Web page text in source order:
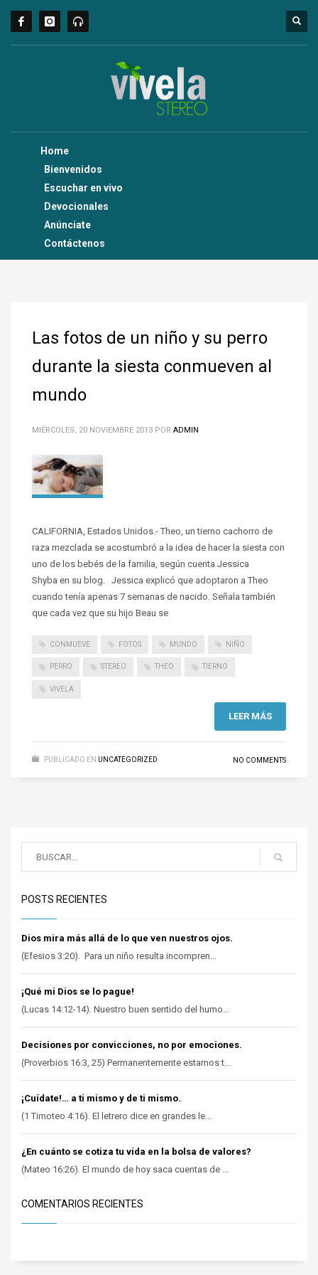
Home
Bienvenidos
Escuchar en vivo
Devocionales
Anúnciate
Contáctenos
Las fotos de un niño y su perro
durante la siesta conmueven al
mundo
MIÉRCOLES, 20 NOVIEMBRE 2013 POR ADMIN
CALIFORNIA, Estados Unidos.- Theo, un tierno cachorro de
raza mezclada se acostumbró a la idea de hacer la siesta con
uno de los bebés de la familia, según cuenta Jessica
Shyba en su blog. Jessica explicó que adoptaron a Theo
cuando tenía apenas 7 semanas de nacido. Señala también
que cada vez que su hijo Beau se
CONMUEVE FOTOS MUNDO NIÑO
PERRO STEREO THEO TIERNO
VIVELA
LEER MÁS
PUBLICADO EN UNCATEGORIZED NO COMMENTS
POSTS RECIENTES
Dios mira más allá de lo que ven nuestros ojos.
(Efesios 3:20). Para un niño resulta incompren...
¡Qué mi Dios se lo pague!
(Lucas 14:12-14). Nuestro buen sentido del humo...
Decisiones por convicciones, no por emociones.
(Proverbios 16:3, 25) Permanentemente estamos t...
¡Cuídate!… a ti mismo y de ti mismo.
(1 Timoteo 4:16). El letrero dice en grandes le...
¿En cuánto se cotiza tu vida en la bolsa de valores?
(Mateo 16:26). El mundo de hoy saca cuentas de ...
COMENTARIOS RECIENTES